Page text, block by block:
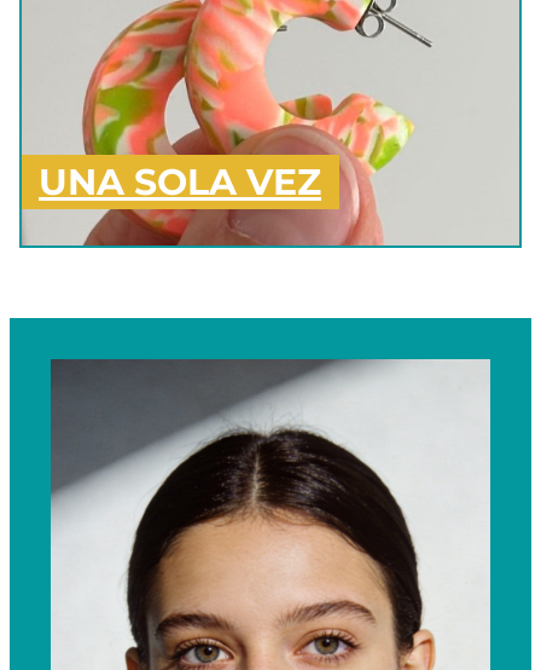
UNA SOLA VEZ